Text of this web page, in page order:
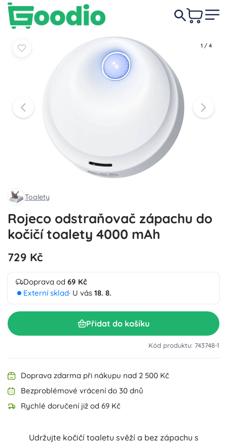
1 / 4
Toalety
Rojeco odstraňovač zápachu do
kočičí toalety 4000 mAh
729 Kč
Doprava od 69 Kč
Externí sklad· U vás 18. 8.
Přidat do košíku
Kód produktu: 743748-1
Doprava zdarma při nákupu nad 2 500 Kč
Bezproblémové vrácení do 30 dnů
Rychlé doručení již od 69 Kč
Udržujte kočičí toaletu svěží a bez zápachu s
729 Kč Do košíku